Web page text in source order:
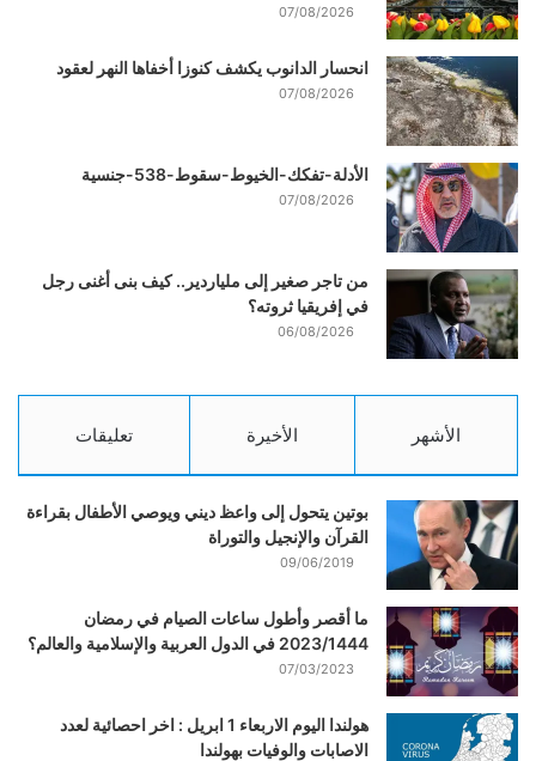
07/08/2026
انحسار الدانوب يكشف كنوزا أخفاها النهر لعقود
07/08/2026
الأدلة-تفكك-الخيوط-سقوط-538-جنسية
07/08/2026
من تاجر صغير إلى ملياردير.. كيف بنى أغنى رجل
في إفريقيا ثروته؟
06/08/2026
الأشهر الأخيرة تعليقات
بوتين يتحول إلى واعظ ديني ويوصي الأطفال بقراءة
القرآن والإنجيل والتوراة
09/06/2019
ما أقصر وأطول ساعات الصيام في رمضان
2023/1444 في الدول العربية والإسلامية والعالم؟
07/03/2023
هولندا اليوم الاربعاء 1 ابريل : اخر احصائية لعدد
الاصابات والوفيات بهولندا